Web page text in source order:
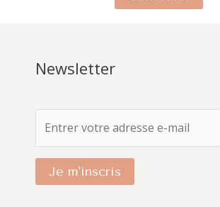
Newsletter
Je m'inscris